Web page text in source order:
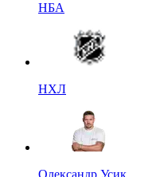
НБА
НХЛ
Олександр Усик